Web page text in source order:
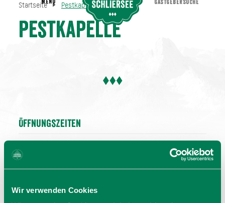
Wir verwenden Cookies
Startseite Pestkapelle
Pestkapelle
Öffnungszeiten
Startseite Pestkapelle
MENU GASTGEBERSUCHE